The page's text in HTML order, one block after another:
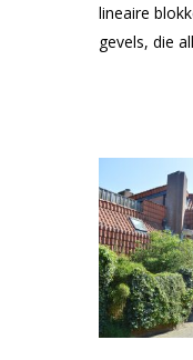
lineaire
gevels, die